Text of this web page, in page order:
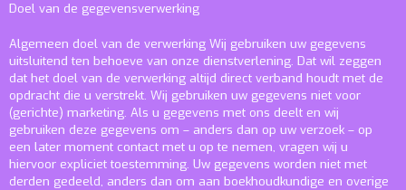
Doel van de gegevensverwerking
Algemeen doel van de verwerking Wij gebruiken uw gegevens
uitsluitend ten behoeve van onze dienstverlening. Dat wil zeggen
dat het doel van de verwerking altijd direct verband houdt met de
opdracht die u verstrekt. Wij gebruiken uw gegevens niet voor
(gerichte) marketing. Als u gegevens met ons deelt en wij
gebruiken deze gegevens om – anders dan op uw verzoek – op
een later moment contact met u op te nemen, vragen wij u
hiervoor expliciet toestemming. Uw gegevens worden niet met
derden gedeeld, anders dan om aan boekhoudkundige en overige